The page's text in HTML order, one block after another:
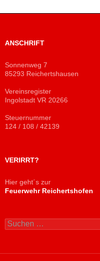
ANSCHRIFT
Sonnenweg 7
85293 Reichertshausen
Vereinsregister
Ingolstadt VR 20266
Steuernummer
124 / 108 / 42139
VERIRRT?
Hier geht´s zur
Feuerwehr Reichertshofen
Suchen
nach: